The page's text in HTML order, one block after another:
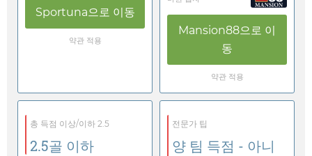
Sportuna으로 이동
약관 적용
Mansion88으로 이
동
약관 적용
총 득점 이상/이하 2.5
2.5골 이하
전문가 팁
양 팀 득점 - 아니